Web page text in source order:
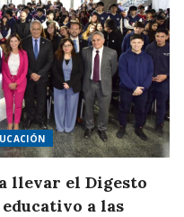
llevar el Digesto
a las